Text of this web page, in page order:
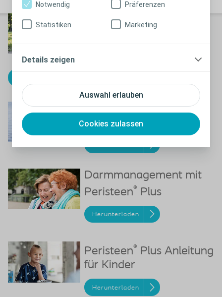
Auswahl erlauben
Cookies zulassen
Notwendig Präferenzen
Statistiken Marketing
Details zeigen
Patientenratgeber
Ratgeber Stoma-
rückverlagerung
Darmmanagement mit
Peristeen® Plus
Herunterladen
Peristeen® Plus Anleitung
für Kinder
Herunterladen